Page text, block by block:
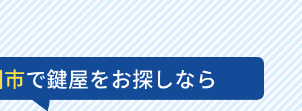
で鍵屋をお探しなら